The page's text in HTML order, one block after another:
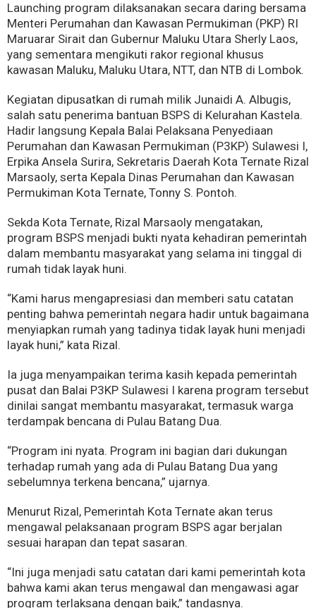
Launching program dilaksanakan secara daring bersama
Menteri Perumahan dan Kawasan Permukiman (PKP) RI
Maruarar Sirait dan Gubernur Maluku Utara Sherly Laos,
yang sementara mengikuti rakor regional khusus
kawasan Maluku, Maluku Utara, NTT, dan NTB di Lombok.
Kegiatan dipusatkan di rumah milik Junaidi A. Albugis,
salah satu penerima bantuan BSPS di Kelurahan Kastela.
Hadir langsung Kepala Balai Pelaksana Penyediaan
Perumahan dan Kawasan Permukiman (P3KP) Sulawesi I,
Erpika Ansela Surira, Sekretaris Daerah Kota Ternate Rizal
Marsaoly, serta Kepala Dinas Perumahan dan Kawasan
Permukiman Kota Ternate, Tonny S. Pontoh.
Sekda Kota Ternate, Rizal Marsaoly mengatakan,
program BSPS menjadi bukti nyata kehadiran pemerintah
dalam membantu masyarakat yang selama ini tinggal di
rumah tidak layak huni.
“Kami harus mengapresiasi dan memberi satu catatan
penting bahwa pemerintah negara hadir untuk bagaimana
menyiapkan rumah yang tadinya tidak layak huni menjadi
layak huni,” kata Rizal.
Ia juga menyampaikan terima kasih kepada pemerintah
pusat dan Balai P3KP Sulawesi I karena program tersebut
dinilai sangat membantu masyarakat, termasuk warga
terdampak bencana di Pulau Batang Dua.
“Program ini nyata. Program ini bagian dari dukungan
terhadap rumah yang ada di Pulau Batang Dua yang
sebelumnya terkena bencana,” ujarnya.
Menurut Rizal, Pemerintah Kota Ternate akan terus
mengawal pelaksanaan program BSPS agar berjalan
sesuai harapan dan tepat sasaran.
“Ini juga menjadi satu catatan dari kami pemerintah kota
bahwa kami akan terus mengawal dan mengawasi agar
program terlaksana dengan baik,” tandasnya.